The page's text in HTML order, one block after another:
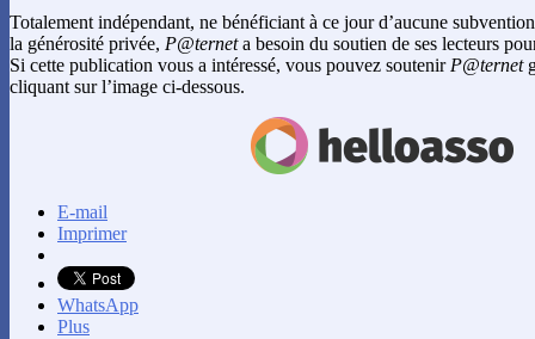
Totalement indépendant, ne bénéficiant à ce jour d’aucune
la générosité privée, P@terneta besoin du soutien de ses lecteurs
Si cette publication vous a intéressé, vous pouvez soutenirP@ternet
cliquant sur l’image ci-dessous.
E-mail
Imprimer
WhatsApp
Plus